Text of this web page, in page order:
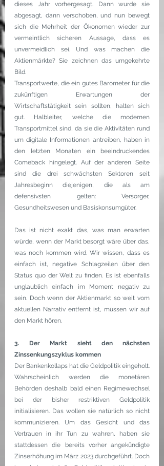
dieses Jahr vorhergesagt. Dann wurde sie
abgesagt, dann verschoben, und nun bewegt
sich die Mehrheit der Ökonomen wieder zur
vermeintlich sicheren Aussage, dass es
unvermeidlich sei. Und was machen die
Aktienmärkte? Sie zeichnen das umgekehrte
Bild.
Transportwerte, die ein gutes Barometer für die
zukünftigen Erwartungen der
Wirtschaftstätigkeit sein sollten, halten sich
gut. Halbleiter, welche die modernen
Transportmittel sind, da sie die Aktivitäten rund
um digitale Informationen antreiben, haben in
den letzten Monaten ein beeindruckendes
Comeback hingelegt. Auf der anderen Seite
sind die drei schwächsten Sektoren seit
Jahresbeginn diejenigen, die als am
defensivsten gelten: Versorger,
Gesundheitswesen und Basiskonsumgüter.
Das ist nicht exakt das, was man erwarten
würde, wenn der Markt besorgt wäre über das,
was noch kommen wird. Wir wissen, dass es
einfach ist, negative Schlagzeilen über den
Status quo der Welt zu finden. Es ist ebenfalls
unglaublich einfach im Moment negativ zu
sein. Doch wenn der Aktienmarkt so weit vom
aktuellen Narrativ entfernt ist, müssen wir auf
den Markt hören.
3. Der Markt sieht den nächsten
Zinssenkungszyklus kommen
Der Bankenkollaps hat die Geldpolitik eingeholt.
Wahrscheinlich werden die monetären
Behörden deshalb bald einen Regimewechsel
bei der bisher restriktiven Geldpolitik
initialisieren. Das wollen sie natürlich so nicht
kommunizieren. Um das Gesicht und das
Vertrauen in ihr Tun zu wahren, haben sie
stattdessen die bereits vorher angekündigte
Zinserhöhung im März 2023 durchgeführt. Doch